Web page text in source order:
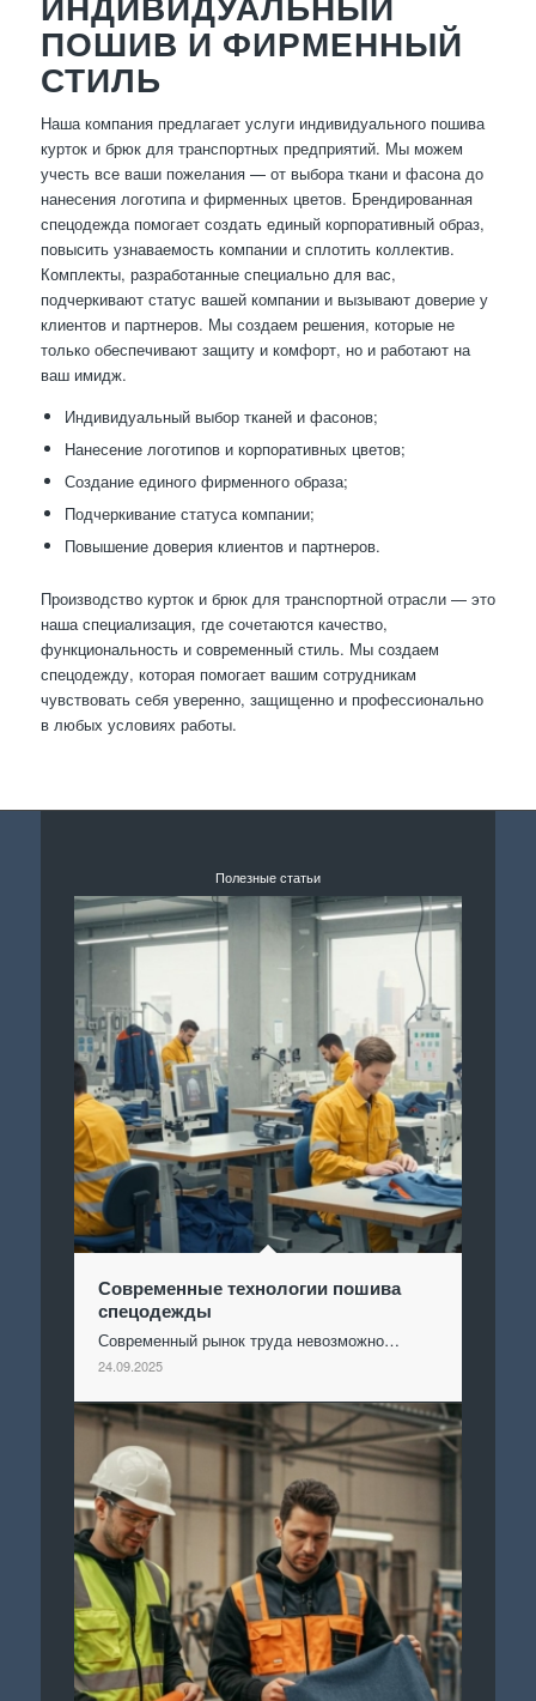
ПОШИВ И ФИРМЕННЫЙ
СТИЛЬ
Наша компания предлагает услуги индивидуального пошива
курток и брюк для транспортных предприятий. Мы можем
учесть все ваши пожелания — от выбора ткани и фасона до
нанесения логотипа и фирменных цветов. Брендированная
спецодежда помогает создать единый корпоративный образ,
повысить узнаваемость компании и сплотить коллектив.
Комплекты, разработанные специально для вас,
подчеркивают статус вашей компании и вызывают доверие у
клиентов и партнеров. Мы создаем решения, которые не
только обеспечивают защиту и комфорт, но и работают на
ваш имидж.
Индивидуальный выбор тканей и фасонов;
Нанесение логотипов и корпоративных цветов;
Создание единого фирменного образа;
Подчеркивание статуса компании;
Повышение доверия клиентов и партнеров.
Производство курток и брюк для транспортной отрасли — это
наша специализация, где сочетаются качество,
функциональность и современный стиль. Мы создаем
спецодежду, которая помогает вашим сотрудникам
чувствовать себя уверенно, защищенно и профессионально
в любых условиях работы.
Полезные статьи
Современные технологии пошива
спецодежды
Современный рынок труда невозможно…
24.09.2025